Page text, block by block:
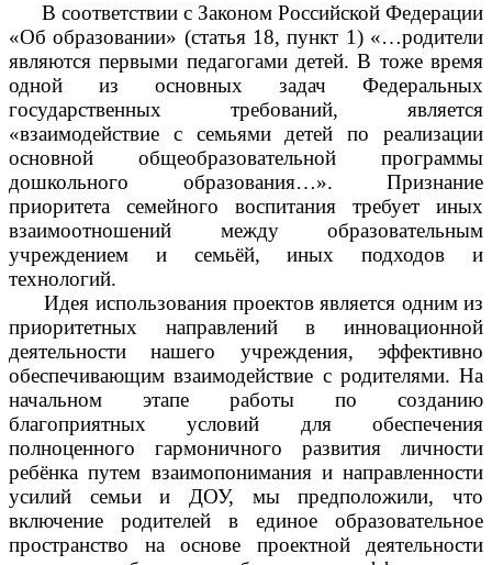
В соответствии с Законом Российской Федерации
«Об образовании» (статья 18, пункт 1) «…родители
являются первыми педагогами детей. В тоже время
одной из основных задач Федеральных
государственных требований, является
«взаимодействие с семьями детей по реализации
основной общеобразовательной программы
дошкольного образования…». Признание
приоритета семейного воспитания требует иных
взаимоотношений между образовательным
учреждением и семьёй, иных подходов и
технологий.
Идея использования проектов является одним из
приоритетных направлений в инновационной
деятельности нашего учреждения, эффективно
обеспечивающим взаимодействие с родителями. На
начальном этапе работы по созданию
благоприятных условий для обеспечения
полноценного гармоничного развития личности
ребёнка путем взаимопонимания и направленности
усилий семьи и ДОУ, мы предположили, что
включение родителей в единое образовательное
пространство на основе проектной деятельности